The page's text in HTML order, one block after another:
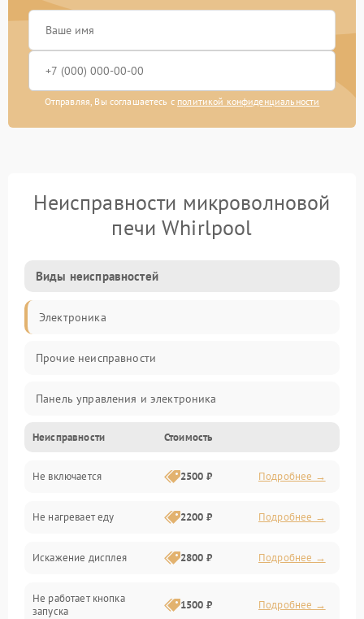
Отправляя, Вы соглашаетесь с политикой конфиденциальности
Неисправности микроволновой
печи Whirlpool
Виды неисправностей
Электроника
Прочие неисправности
Панель управления и электроника
Дверца и корпус
Механика и внутренние элементы
Механические повреждения
Питание и запуск
Нагрев и приготовление
Неисправности Стоимость
Не включается 2500 ₽ Подробнее →
Не нагревает еду 2200 ₽ Подробнее →
Искажение дисплея 2800 ₽ Подробнее →
Не работает кнопка
запуска
1500 ₽ Подробнее →